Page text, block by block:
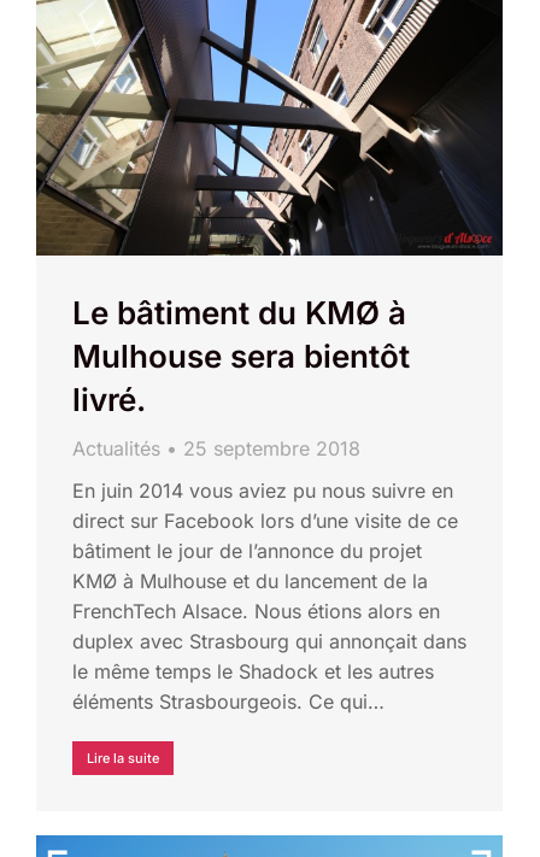
Le bâtiment du KMØ à
Mulhouse sera bientôt
livré.
Actualités
25 septembre 2018
En juin 2014 vous aviez pu nous suivre en
direct sur Facebook lors d’une visite de ce
bâtiment le jour de l’annonce du projet
KMØ à Mulhouse et du lancement de la
FrenchTech Alsace. Nous étions alors en
duplex avec Strasbourg qui annonçait dans
le même temps le Shadock et les autres
éléments Strasbourgeois. Ce qui…
Lire la suite